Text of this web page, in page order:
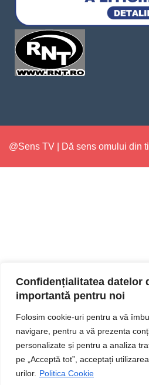
Confidențialitatea datelor
importantă pentru noi
Folosim cookie-uri pentru a vă
navigare, pentru a vă prezenta
personalizate și pentru a analiza
pe „Acceptă tot”, acceptați
urilor. Politica Cookie
@Sens TV | Dă sens omului din